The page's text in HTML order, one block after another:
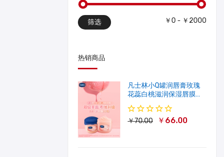
筛选 ￥0 - ￥2000
热销商品
凡士林小Q罐润唇膏玫瑰
花蕊白桃滋润保湿唇膜软
化角质修护淡唇纹
￥70.00 ￥66.00